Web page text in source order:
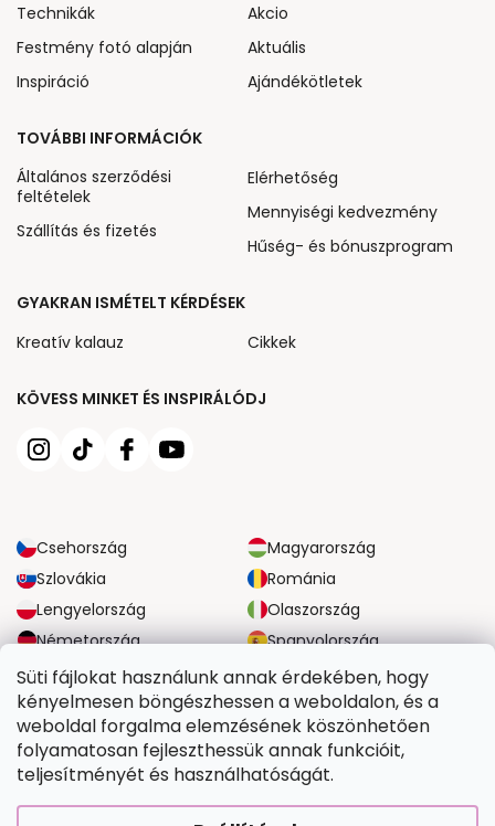
Süti fájlokat használunk annak érdekében, hogy
kényelmesen böngészhessen a weboldalon, és a
weboldal forgalma elemzésének köszönhetően
folyamatosan fejleszthessük annak funkcióit,
teljesítményét és használhatóságát.
KÖVESS MINKET ÉS INSPIRÁLÓDJ
Csehország
Magyarország
Szlovákia
Románia
Lengyelország
Olaszország
Németország
Spanyolország
Nagy-Britannia
Ausztria
Technikák
Festmény fotó alapján
Inspiráció
Akcio
Aktuális
Ajándékötletek
TOVÁBBI INFORMÁCIÓK
Általános szerződési
feltételek
Szállítás és fizetés
Elérhetőség
Mennyiségi kedvezmény
Hűség- és bónuszprogram
GYAKRAN ISMÉTELT KÉRDÉSEK
Kreatív kalauz
Cikkek
MEGBÍZHATÓ SZÁLLÍTÁSI LEHETŐSÉGEK
BIZTONSÁGOS FIZETÉSI LEHETŐSÉGEK